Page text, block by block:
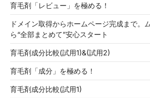
育毛剤「レビュー」を極める！
ドメイン取得からホームページ完成まで。
ら“全部まとめて”安心スタート
育毛剤成分比較(試用1)&(試用2)
育毛剤「成分」を極める！
育毛剤成分比較(試用1)